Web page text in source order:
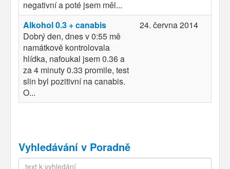
negativní a poté jsem měl...
Alkohol 0.3 + canabis
Dobrý den, dnes v 0:55 mě
namátkově kontrolovala
hlídka, nafoukal jsem 0.36 a
za 4 minuty 0.33 promile, test
slin byl pozitivní na canabis.
O...
24. června 2014
Vyhledávání v Poradně